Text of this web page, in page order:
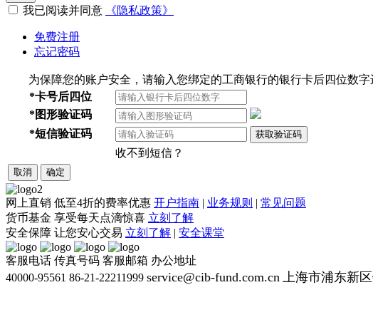
我已阅读并同意 《隐私政策》
免费注册
忘记密码
为保障您的账户安全，请输入您绑定的工商银行的银行卡后四位数字
*卡号后四位
*图形验证码
*短信验证码 获取验证码
收不到短信？
取消 确定
网上直销 低至4折的费率优惠 开户指南 | 业务规则 | 常见问题
货币基金 享受每天点滴惊喜 立刻了解
安全保障 让您安心交易 立刻了解 | 安全课堂
客服电话 传真号码 客服邮箱 办公地址
40000-95561 86-21-22211999 service@cib-fund.com.cn 上海市浦东新